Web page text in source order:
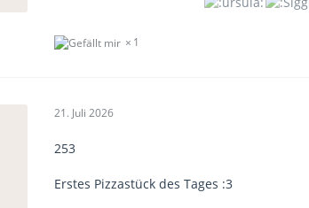
1
21. Juli 2026
253
Erstes Pizzastück des Tages :3